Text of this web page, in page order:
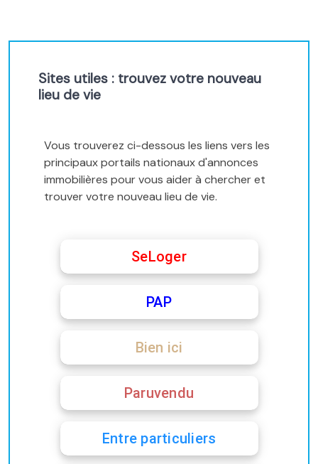
Sites utiles : trouvez votre nouveau
lieu de vie
Vous trouverez ci-dessous les liens vers les
principaux portails nationaux d'annonces
immobilières pour vous aider à chercher et
trouver votre nouveau lieu de vie.
SeLoger
PAP
Bien ici
Paruvendu
Entre particuliers